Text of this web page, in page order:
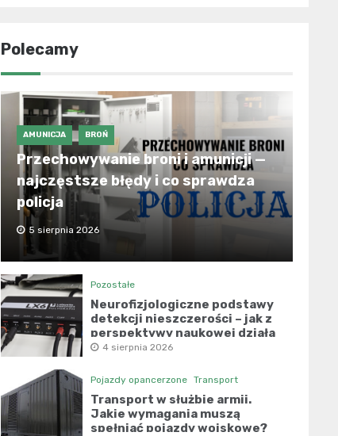
Polecamy
AMUNICJA BROŃ
Przechowywanie broni i amunicji —
najczęstsze błędy i co sprawdza
policja
5 sierpnia 2026
Pozostałe
Neurofizjologiczne podstawy
detekcji nieszczerości – jak z
perspektywy naukowej działa
współczesny wariograf?
4 sierpnia 2026
Pojazdy opancerzone Transport
Transport w służbie armii.
Jakie wymagania muszą
spełniać pojazdy wojskowe?